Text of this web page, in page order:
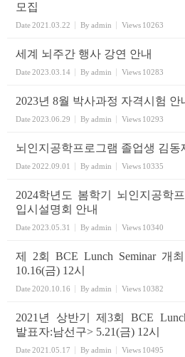
모집
Date2021.03.22 By admin Views 10263
세계 뇌주간 행사 강연 안내
Date2023.03.14 By admin Views 10283
2023년 8월 박사과정 자격시험 안
Date2023.06.29 By admin Views 10293
뇌인지공학프로그램 졸업생 김동
Date2022.09.01 By admin Views 10335
2024학년도 봄학기 뇌인지공학
입시설명회 안내
Date2023.05.31 By admin Views 10340
제 2회 BCE Lunch Seminar 개
10.16(금) 12시
Date2020.10.16 By admin Views 10382
2021년 상반기 제3회 BCE
발표자:남선구> 5.21(금) 12시
Date2021.05.17 By admin Views 10495